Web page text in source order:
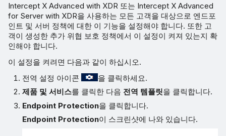
Intercept X Advanced with XDR 또는 Intercept X Advanced
for Server with XDR을 사용하는 모든 고객을 대상으로 엔드포
인트 및 서버 정책에 대한 이 기능을 설정해야 합니다. 또한 고
객이 생성한 추가 위협 보호 정책에서 이 설정이 켜져 있는지 확
인해야 합니다.
이 설정을 켜려면 다음과 같이 하십시오.
전역 설정 아이콘
을 클릭하세요.
제품 및 서비스를 클릭한 다음 전역 템플릿을 클릭합니다.
Endpoint Protection을 클릭합니다.
Endpoint Protection이 스크린샷에 나와 있습니다.